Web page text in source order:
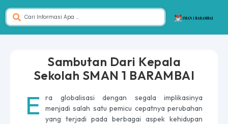
Sambutan Dari Kepala
Sekolah SMAN 1 BARAMBAI
E
ra globalisasi dengan segala implikasinya
menjadi salah satu pemicu cepatnya perubahan
yang terjadi pada berbagai aspek kehidupan